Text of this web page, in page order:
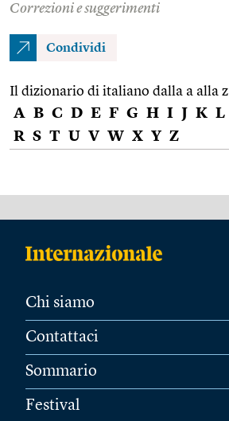
Correzioni e suggerimenti
Condividi
Il dizionario di italiano dalla a alla z
A B C D E F G H I J K L
R S T U V W X Y Z
Chi siamo
Contattaci
Sommario
Festival